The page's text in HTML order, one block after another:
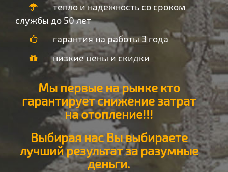
тепло и надежность со сроком
службы до 50 лет
гарантия на работы 3 года
низкие цены и скидки
Мы первые на рынке кто
гарантирует снижение затрат
на отопление!!!
Выбирая нас Вы выбираете
лучший результат за разумные
деньги.